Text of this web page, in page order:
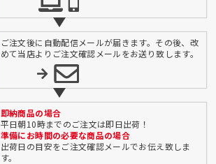
ご注文後に自動配信メールが届きます。その後、改
めて当店よりご注文確認メールをお送り致します。
即納商品の場合
平日朝10時までのご注文は即日出荷！
準備にお時間の必要な商品の場合
出荷日の目安をご注文確認メールでお伝え致しま
す。